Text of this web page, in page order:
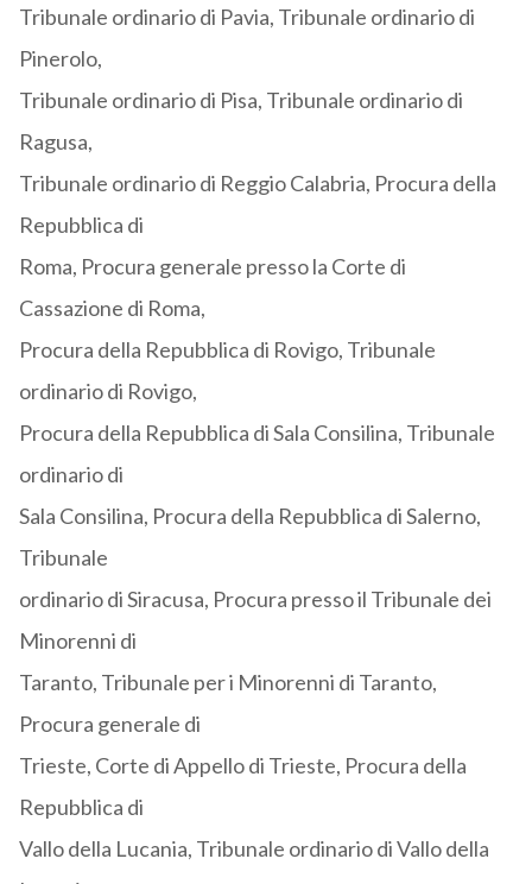
Tribunale ordinario di Pavia, Tribunale ordinario di
Pinerolo,
Tribunale ordinario di Pisa, Tribunale ordinario di
Ragusa,
Tribunale ordinario di Reggio Calabria, Procura della
Repubblica di
Roma, Procura generale presso la Corte di
Cassazione di Roma,
Procura della Repubblica di Rovigo, Tribunale
ordinario di Rovigo,
Procura della Repubblica di Sala Consilina, Tribunale
ordinario di
Sala Consilina, Procura della Repubblica di Salerno,
Tribunale
ordinario di Siracusa, Procura presso il Tribunale dei
Minorenni di
Taranto, Tribunale per i Minorenni di Taranto,
Procura generale di
Trieste, Corte di Appello di Trieste, Procura della
Repubblica di
Vallo della Lucania, Tribunale ordinario di Vallo della